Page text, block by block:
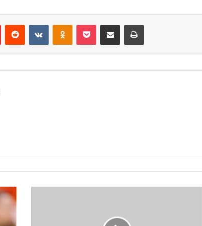
PinterestReddit VKontakteOdnoklassniki
Pocket Partilhar Via Email Imprimir